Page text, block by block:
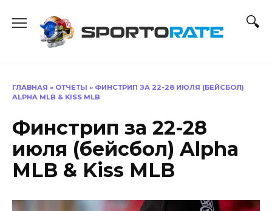
содержанию
ГЛАВНАЯ » ОТЧЕТЫ » ФИНСТРИП ЗА 22-28 ИЮЛЯ (БЕЙСБОЛ)
ALPHA MLB & KISS MLB
Финстрип за 22-28
июля (бейсбол) Alpha
MLB & Kiss MLB